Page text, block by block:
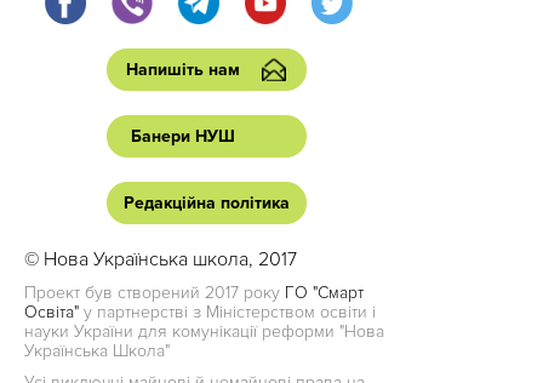
Напишіть нам
Банери НУШ
Редакційна політика
© Нова Українська школа, 2017
Проект був створений 2017 року ГО "Смарт
Освіта" у партнерстві з Міністерством освіти і
науки України для комунікації реформи "Нова
Українська Школа"